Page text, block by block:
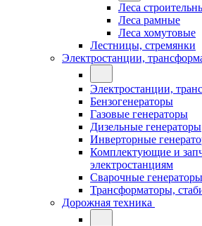
Леса
Леса рамные
Леса хомутовые
Лестницы, стремянки
Электростанции,
Электростанции,
Бензогенераторы
Газовые генераторы
Дизельные генераторы
Инверторные
Комплектующие и
электростанциям
Сварочные генераторы
Трансформаторы,
Дорожная техника